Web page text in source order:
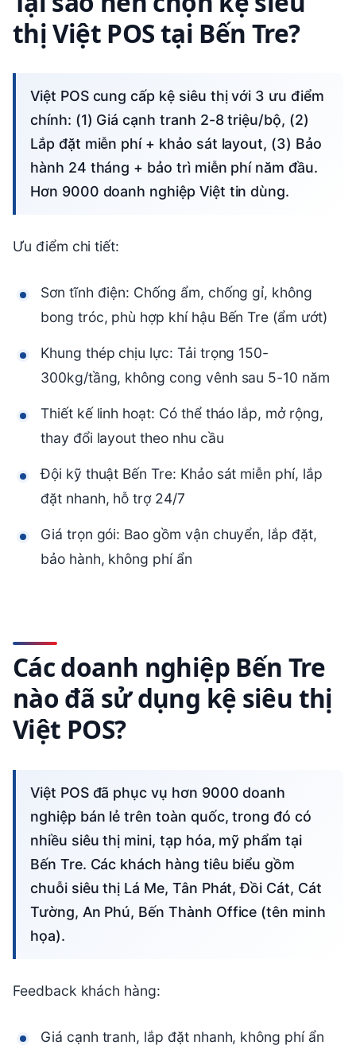
thị Việt POS tại Bến Tre?
Việt POS cung cấp kệ siêu thị với 3 ưu điểm
chính: (1) Giá cạnh tranh 2-8 triệu/bộ, (2)
Lắp đặt miễn phí + khảo sát layout, (3) Bảo
hành 24 tháng + bảo trì miễn phí năm đầu.
Hơn 9000 doanh nghiệp Việt tin dùng.
Ưu điểm chi tiết:
Sơn tĩnh điện: Chống ẩm, chống gỉ, không
bong tróc, phù hợp khí hậu Bến Tre (ẩm ướt)
Khung thép chịu lực: Tải trọng 150-
300kg/tầng, không cong vênh sau 5-10 năm
Thiết kế linh hoạt: Có thể tháo lắp, mở rộng,
thay đổi layout theo nhu cầu
Đội kỹ thuật Bến Tre: Khảo sát miễn phí, lắp
đặt nhanh, hỗ trợ 24/7
Giá trọn gói: Bao gồm vận chuyển, lắp đặt,
bảo hành, không phí ẩn
Các doanh nghiệp Bến Tre
nào đã sử dụng kệ siêu thị
Việt POS?
Việt POS đã phục vụ hơn 9000 doanh
nghiệp bán lẻ trên toàn quốc, trong đó có
nhiều siêu thị mini, tạp hóa, mỹ phẩm tại
Bến Tre. Các khách hàng tiêu biểu gồm
chuỗi siêu thị Lá Me, Tân Phát, Đồi Cát, Cát
Tường, An Phú, Bến Thành Office (tên minh
họa).
Feedback khách hàng:
Giá cạnh tranh, lắp đặt nhanh, không phí ẩn